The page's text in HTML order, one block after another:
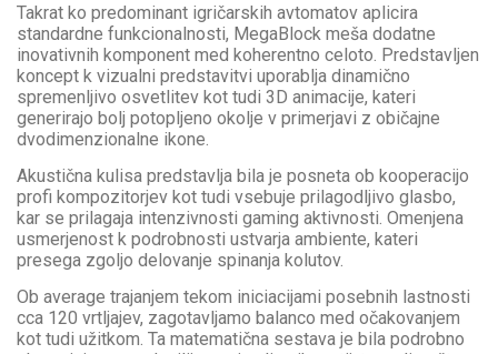
Takrat ko predominant igričarskih avtomatov aplicira
standardne funkcionalnosti, MegaBlock meša dodatne
inovativnih komponent med koherentno celoto. Predstavljen
koncept k vizualni predstavitvi uporablja dinamično
spremenljivo osvetlitev kot tudi 3D animacije, kateri
generirajo bolj potopljeno okolje v primerjavi z običajne
dvodimenzionalne ikone.
Akustična kulisa predstavlja bila je posneta ob kooperacijo
profi kompozitorjev kot tudi vsebuje prilagodljivo glasbo,
kar se prilagaja intenzivnosti gaming aktivnosti. Omenjena
usmerjenost k podrobnosti ustvarja ambiente, kateri
presega zgoljo delovanje spinanja kolutov.
Ob average trajanjem tekom iniciacijami posebnih lastnosti
cca 120 vrtljajev, zagotavljamo balanco med očakovanjem
kot tudi užitkom. Ta matematična sestava je bila podrobno